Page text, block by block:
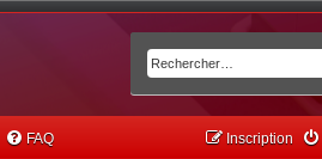
FAQ Inscription